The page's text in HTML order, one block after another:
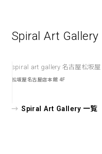
Spiral Art Gallery
spiral art gallery 名古屋松坂屋
松坂屋名古屋店本館 4F
Spiral Art Gallery 一覧